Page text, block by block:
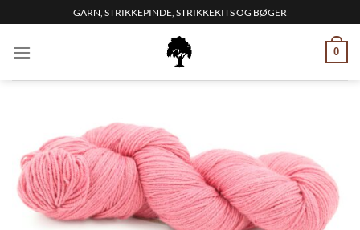
til
indhold
GARN, STRIKKEPINDE, STRIKKEKITS OG BØGER
0